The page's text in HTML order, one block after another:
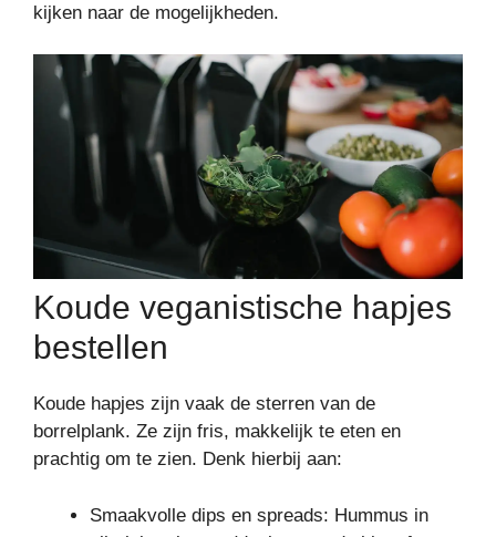
kijken naar de mogelijkheden.
Koude veganistische hapjes
bestellen
Koude hapjes zijn vaak de sterren van de
borrelplank. Ze zijn fris, makkelijk te eten en
prachtig om te zien. Denk hierbij aan:
Smaakvolle dips en spreads: Hummus in